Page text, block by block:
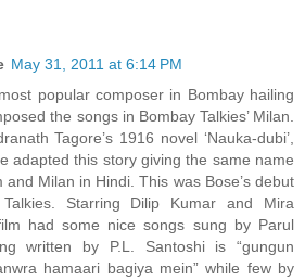
May 31, 2011 at 6:14 PM
popular composer in Bombay hailing
the songs in Bombay Talkies’ Milan.
Tagore’s 1916 novel ‘Nauka-dubi’,
adapted this story giving the same name
and Milan in Hindi. This was Bose’s debut
Starring Dilip Kumar and Mira
had some nice songs sung by Parul
written by P.L. Santoshi is “gungun
hamaari bagiya mein” while few by